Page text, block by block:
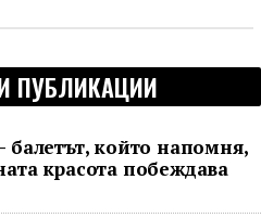
ПУБЛИКАЦИИ
балетът, който напомня,
красота побеждава